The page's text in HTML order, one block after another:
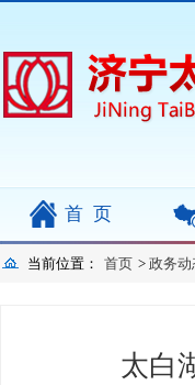
首页
当前位置： 首页 > 政务动
太白